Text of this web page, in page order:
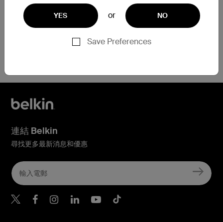
需要協助？點擊此處
YES or NO
Save Preferences
連結 Belkin
尋找更多最新消息和優惠
Belkin Twitter
Belkin Hong Kong
Belkin Instagram
Belkin Hong Kong
Belkin Youtube
Belkin TikTok